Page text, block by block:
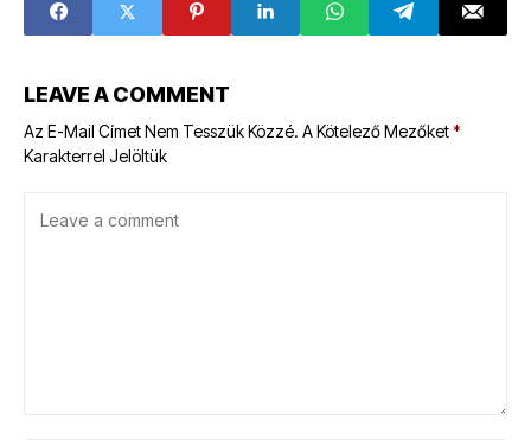
LEAVE A COMMENT
Az E-Mail Címet Nem Tesszük Közzé. A Kötelező Mezőket*
Karakterrel Jelöltük